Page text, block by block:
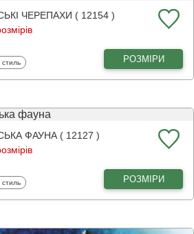
ЧЕРЕПАХИ ( 12154 )
РОЗМІРИ
ФАУНА ( 12127 )
РОЗМІРИ